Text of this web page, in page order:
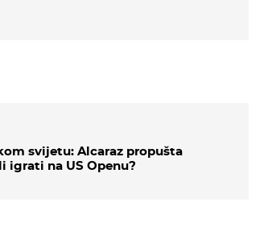
svijetu: Alcaraz propušta
igrati na US Openu?